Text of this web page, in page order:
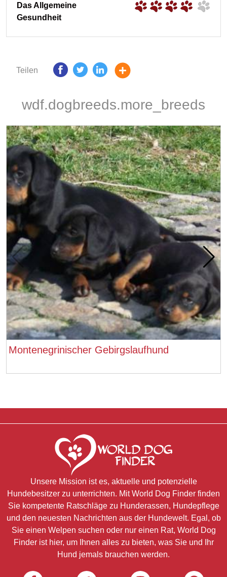
Das Allgemeine
Gesundheit
Teilen
wdf.dogbreeds.more_breeds
Montenegrinischer Gebirgslaufhund
Unsere Mission ist es, aktuelle und potenzielle
Hundebesitzer zu unterrichten. Mit World Dog Finder finden
Sie kompetente Ratschläge zu Hunderassen, Hundepflege
und den neuesten Nachrichten aus der Hundewelt. Egal, ob
Sie einen Welpen suchen oder nur einen Rat, World Dog
Finder ist hier, um Ihnen alles zu bieten, was Sie und Ihr
Hund jemals brauchen werden.